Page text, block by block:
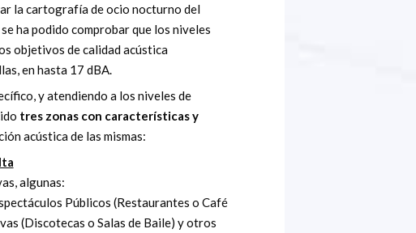
la cartografía de ocio nocturno del
ha podido comprobar que los niveles
objetivos de calidad acústica
en hasta 17 dBA.
y atendiendo a los niveles de
tres zonas con características y
acústica de las mismas:
algunas:
Públicos (Restaurantes o Café
(Discotecas o Salas de Baile) y otros